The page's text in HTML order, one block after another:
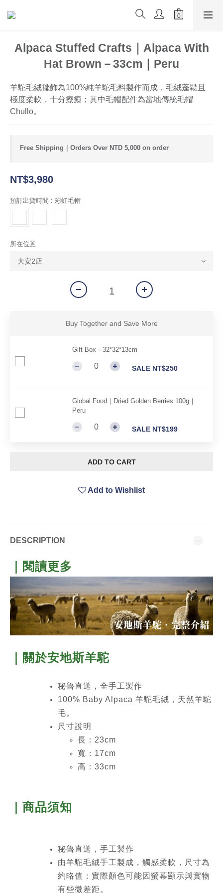
Alpaca Stuffed Crafts｜Alpaca With
Hat Brown－33cm｜Peru
羊駝毛絨擺飾為100%純羊駝毛料製作而成，毛絨蓬鬆且
極度柔軟，十分療癒；其中毛帽配件為當地傳統毛帽
Chullo。
Free Shipping｜Orders Over NTD 5,000 on order
NT$3,980
預訂出貨時間 : 彩虹毛帽
所在位置
Buy Together and Save More
Gift Box－32*32*13cm
SALE NT$250
Global Food｜Dried Golden Berries 100g｜
Peru
SALE NT$199
ADD TO CART
Add to Wishlist
DESCRIPTION
｜閱讀更多
｜關於安地斯羊駝
秘魯直送，全手工製作
100% Baby Alpaca 羊駝毛絨，天然羊駝
毛。
尺寸說明
長：23cm
寬：17cm
高：33cm
｜商品須知
秘魯直送，手工製作
由羊駝毛絨手工製成，觸感柔軟，尺寸為
約略值；實際顏色可能因螢幕顯示與實物
有些微差距。